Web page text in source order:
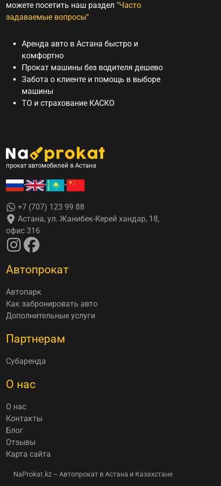
можете посетить наш раздел "Часто
задаваемые вопросы"
Аренда авто в Астана быстро и
комфортно
Прокат машины без водителя дешево
Забота о клиенте и помощь в выборе
машины
ТО и страхование КАСКО
прокат автомобилей в Астана
• • •
+7 (707) 123 99 88
Астана, ул. Жанибек-Керей хандар, 18,
офис 316
Автопрокат
Автопарк
Как забронировать авто
Дополнительные услуги
Партнерам
Субаренда
О нас
О нас
Контакты
Блог
Отзывы
Карта сайта
NaProkat.kz – Автопрокат в Астана и Казахстане